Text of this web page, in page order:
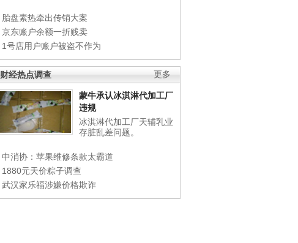
胎盘素热牵出传销大案
京东账户余额一折贱卖
1号店用户账户被盗不作为
更多
财经热点调查
蒙牛承认冰淇淋代加工厂
违规
冰淇淋代加工厂天辅乳业
存脏乱差问题。
中消协：苹果维修条款太霸道
1880元天价粽子调查
武汉家乐福涉嫌价格欺诈